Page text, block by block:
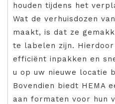
houden tijdens het
Wat de verhuisdozen
maakt, is dat ze
te labelen zijn.
efficiënt inpakken en
u op uw nieuwe locatie
Bovendien biedt HEMA
aan formaten voor hun